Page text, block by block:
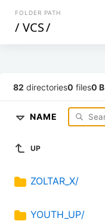
FOLDER PATH
/ VCS/
82 directories0 files0 B
NAME
UP
ZOLTAR_X/
YOUTH_UP/